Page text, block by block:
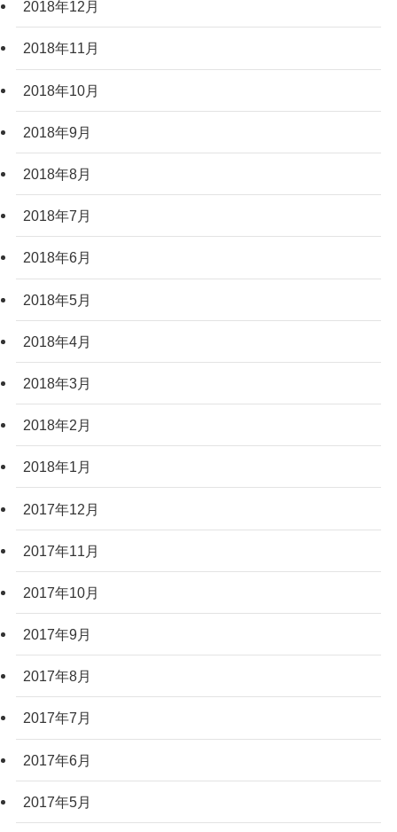
2018年12月
2018年11月
2018年10月
2018年9月
2018年8月
2018年7月
2018年6月
2018年5月
2018年4月
2018年3月
2018年2月
2018年1月
2017年12月
2017年11月
2017年10月
2017年9月
2017年8月
2017年7月
2017年6月
2017年5月